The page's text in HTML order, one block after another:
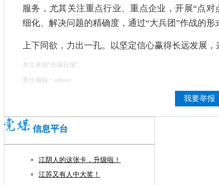
服务，尤其关注重点行业、重点企业，开展“点
细化、解决问题的精确度，通过“大兵团”作战的
上下同欲，力出一孔。以坚定信心赢得长远发展
本文来源"无锡日报"。
责任编辑：admin
我要举报
信息平台
江阴人的这张卡，升级啦！
江苏又有人中大奖！